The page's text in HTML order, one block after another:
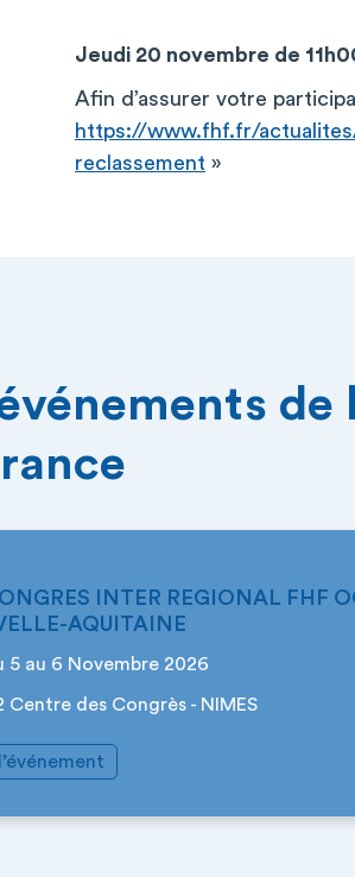
Jeudi 20 novembre de
Afin d’assurer votre
https://www.fhf.fr/
reclassement »
INTER REGIONAL FHF
AQUITAINE
5 au 6 Novembre 2026
Centre des Congrès - NIMES